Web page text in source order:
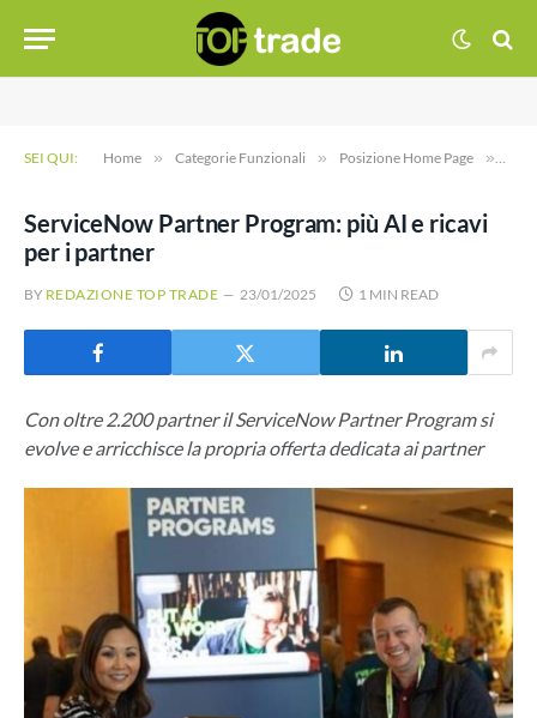
SEI QUI: Home » Categorie Funzionali » Posizione Home Page »
ServiceNow Partner Program: più AI e ricavi
per i partner
BY REDAZIONE TOP TRADE 23/01/2025 1 MIN READ
Con oltre 2.200 partner il ServiceNow Partner Program si
evolve e arricchisce la propria offerta dedicata ai partner